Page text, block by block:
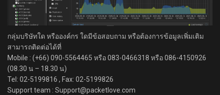
กลุ่มบริษัทใด หรือองค์กร ใดมีข้อสอบถาม หรือต้องการข้อมูลเพิ่มเติม
สามารถติดต่อได้ที่
Mobile : (+66) 090-5564465 หรือ 083-0466318 หรือ 086-4150926
(08.30 น – 18.30 น)
Tel: 02-5199816 , Fax: 02-5199826
Support team : Support@packetlove.com